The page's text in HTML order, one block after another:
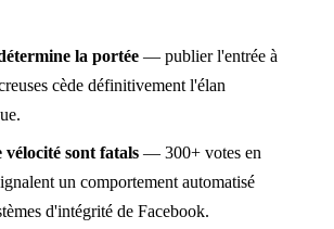
la portée — publier l'entrée à
cède définitivement l'élan
vélocité sont fatals — 300+ votes en
un comportement automatisé
d'intégrité de Facebook.